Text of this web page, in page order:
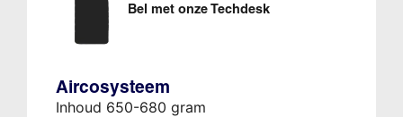
Bel met onze Techdesk
Aircosysteem
Inhoud 650-680 gram